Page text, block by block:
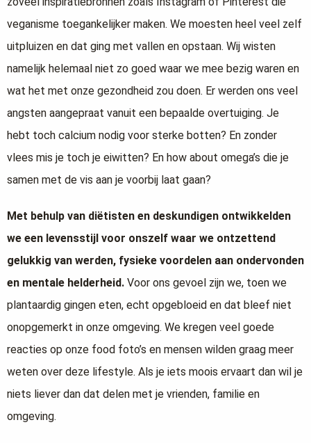
veganisme toegankelijker maken. We moesten heel veel zelf
uitpluizen en dat ging met vallen en opstaan. Wij wisten
namelijk helemaal niet zo goed waar we mee bezig waren en
wat het met onze gezondheid zou doen. Er werden ons veel
angsten aangepraat vanuit een bepaalde overtuiging. Je
hebt toch calcium nodig voor sterke botten? En zonder
vlees mis je toch je eiwitten? En how about omega’s die je
samen met de vis aan je voorbij laat gaan?
Met behulp van diëtisten en deskundigen ontwikkelden
we een levensstijl voor onszelf waar we ontzettend
gelukkig van werden, fysieke voordelen aan ondervonden
en mentale helderheid. Voor ons gevoel zijn we, toen we
plantaardig gingen eten, echt opgebloeid en dat bleef niet
onopgemerkt in onze omgeving. We kregen veel goede
reacties op onze food foto’s en mensen wilden graag meer
weten over deze lifestyle. Als je iets moois ervaart dan wil je
niets liever dan dat delen met je vrienden, familie en
omgeving.